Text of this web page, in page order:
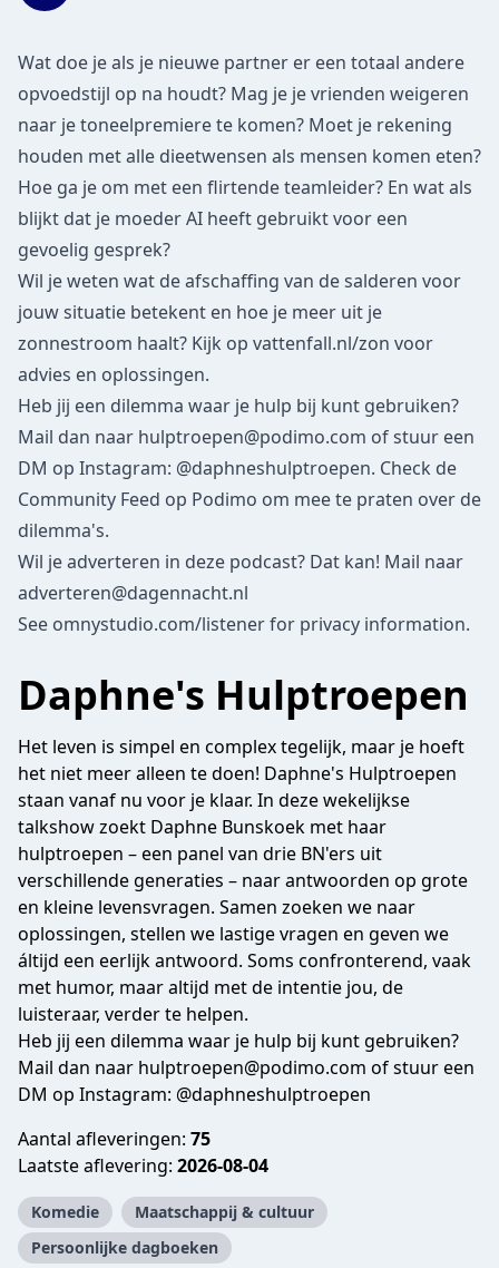
Wat doe je als je nieuwe partner er een totaal andere
opvoedstijl op na houdt? Mag je je vrienden weigeren
naar je toneelpremiere te komen? Moet je rekening
houden met alle dieetwensen als mensen komen eten?
Hoe ga je om met een flirtende teamleider? En wat als
blijkt dat je moeder AI heeft gebruikt voor een
gevoelig gesprek?
Wil je weten wat de afschaffing van de salderen voor
jouw situatie betekent en hoe je meer uit je
zonnestroom haalt? Kijk op vattenfall.nl/zon voor
advies en oplossingen.
Heb jij een dilemma waar je hulp bij kunt gebruiken?
Mail dan naar hulptroepen@podimo.com of stuur een
DM op Instagram: @daphneshulptroepen. Check de
Community Feed op Podimo om mee te praten over de
dilemma's.
Wil je adverteren in deze podcast? Dat kan! Mail naar
adverteren@dagennacht.nl
See omnystudio.com/listenerfor privacy information.
Daphne's Hulptroepen
Het leven is simpel en complex tegelijk, maar je hoeft
het niet meer alleen te doen! Daphne's Hulptroepen
staan vanaf nu voor je klaar. In deze wekelijkse
talkshow zoekt Daphne Bunskoek met haar
hulptroepen – een panel van drie BN'ers uit
verschillende generaties – naar antwoorden op grote
en kleine levensvragen. Samen zoeken we naar
oplossingen, stellen we lastige vragen en geven we
áltijd een eerlijk antwoord. Soms confronterend, vaak
met humor, maar altijd met de intentie jou, de
luisteraar, verder te helpen.
Heb jij een dilemma waar je hulp bij kunt gebruiken?
Mail dan naar hulptroepen@podimo.com of stuur een
DM op Instagram: @daphneshulptroepen
Aantal afleveringen: 75
Laatste aflevering: 2026-08-04
Komedie
Maatschappij & cultuur
Persoonlijke dagboeken